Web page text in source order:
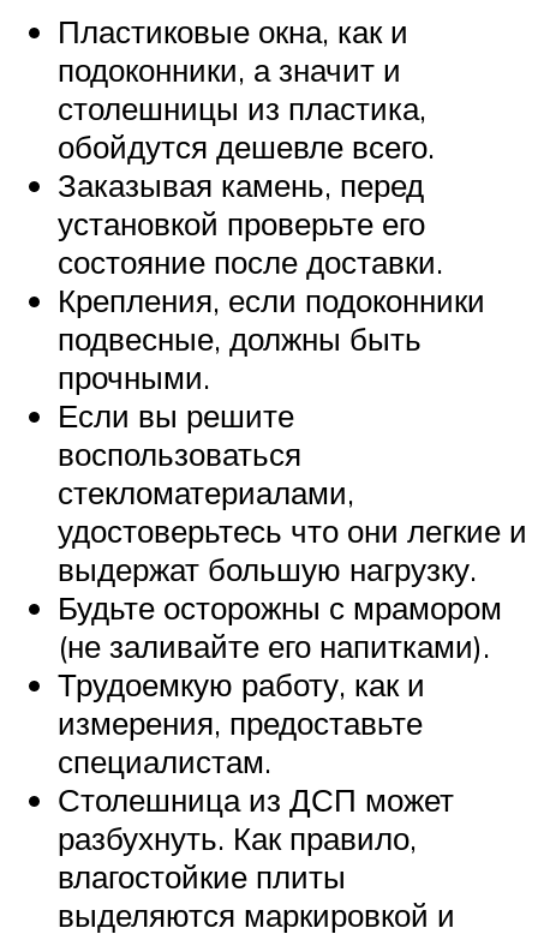
Пластиковые окна, как и
подоконники, а значит и
столешницы из пластика,
обойдутся дешевле всего.
Заказывая камень, перед
установкой проверьте его
состояние после доставки.
Крепления, если подоконники
подвесные, должны быть
прочными.
Если вы решите
воспользоваться
стекломатериалами,
удостоверьтесь что они легкие и
выдержат большую нагрузку.
Будьте осторожны с мрамором
(не заливайте его напитками).
Трудоемкую работу, как и
измерения, предоставьте
специалистам.
Столешница из ДСП может
разбухнуть. Как правило,
влагостойкие плиты
выделяются маркировкой и